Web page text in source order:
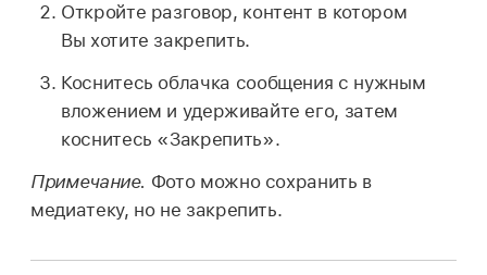
Откройте разговор, контент в котором
Вы хотите закрепить.
Коснитесь облачка сообщения с нужным
вложением и удерживайте его, затем
коснитесь «Закрепить».
Примечание. Фото можно сохранить в
медиатеку, но не закрепить.